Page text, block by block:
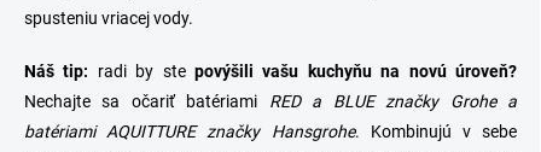
spusteniu vriacej vody.
Náš tip: radi by stepovýšili vašu kuchyňu na novú úroveň?
Nechajte sa očariť batériami RED a BLUE značky Grohe a
batériami AQUITTURE značky Hansgrohe. Kombinujú v sebe